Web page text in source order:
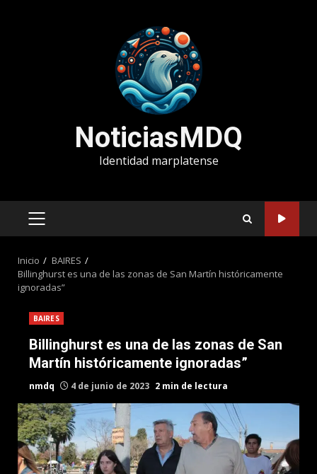
NoticiasMDQ
Identidad marplatense
MENÚ
Inicio
BAIRES
Billinghurst es una de las zonas de San Martín históricamente
ignoradas”
BAIRES
Billinghurst es una de las zonas de San
Martín históricamente ignoradas”
nmdq 4 de junio de 2023 2 min de lectura